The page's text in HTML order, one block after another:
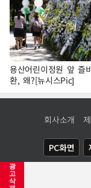
광
고
삭
용산어린이정원 앞 즐
환, 왜?[뉴시스Pic]
회사소개
PC화면